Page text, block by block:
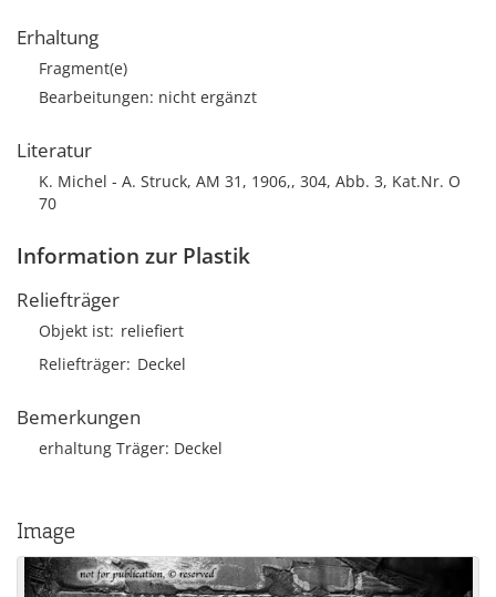
Erhaltung
Fragment(e)
Bearbeitungen: nicht ergänzt
Literatur
K. Michel - A. Struck, AM 31, 1906,, 304, Abb. 3, Kat.Nr. O
70
Information zur Plastik
Reliefträger
Objekt ist reliefiert
Reliefträger Deckel
Bemerkungen
erhaltung Träger: Deckel
Image